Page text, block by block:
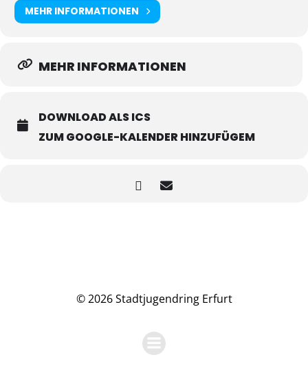
MEHR INFORMATIONEN
MEHR INFORMATIONEN
DOWNLOAD ALS ICS
ZUM GOOGLE-KALENDER HINZUFÜGEM
© 2026 Stadtjugendring Erfurt